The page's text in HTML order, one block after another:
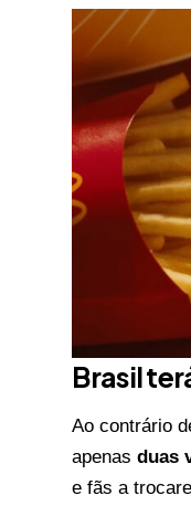
Brasil
Ao contrário
apenasduas
e fãs a